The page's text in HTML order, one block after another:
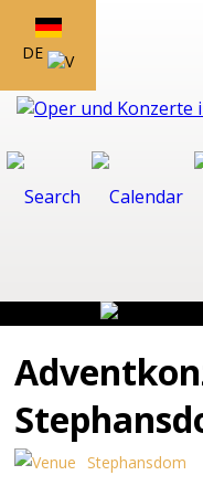
DE
Stephansdom